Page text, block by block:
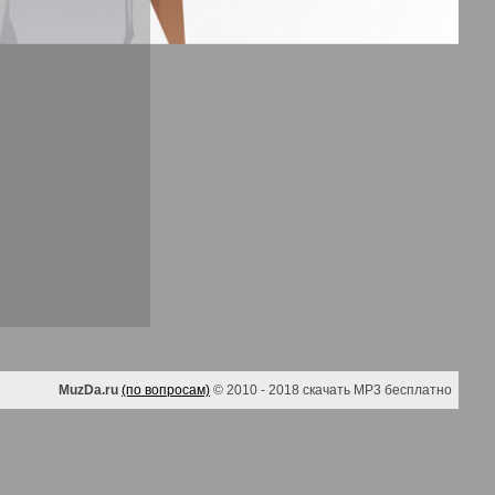
MuzDa.ru (по вопросам) © 2010 - 2018 скачать MP3 бесплатно